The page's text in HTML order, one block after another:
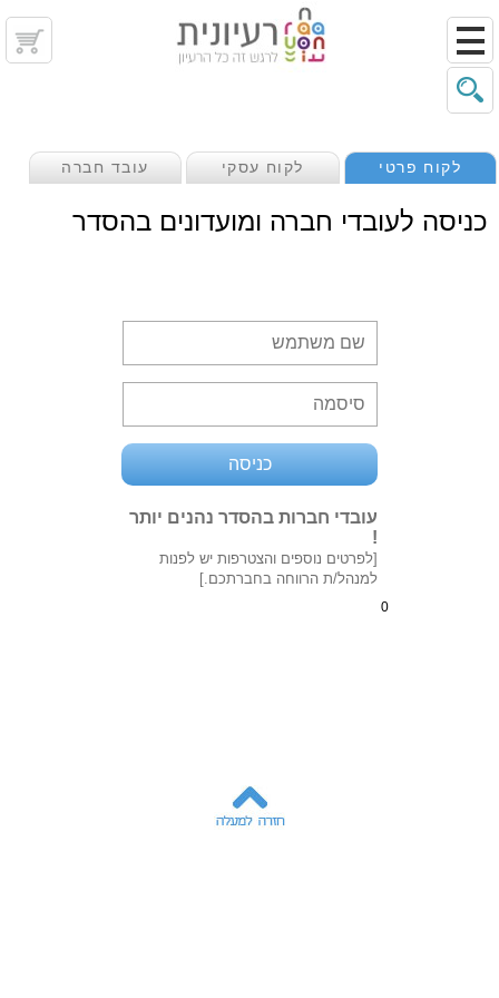
לקוח פרטי לקוח עסקי עובד חברה
כניסה לעובדי חברה ומועדונים בהסדר
עובדי חברות בהסדר נהנים יותר
!
[לפרטים נוספים והצטרפות יש לפנות
למנהל/ת הרווחה בחברתכם.]
0